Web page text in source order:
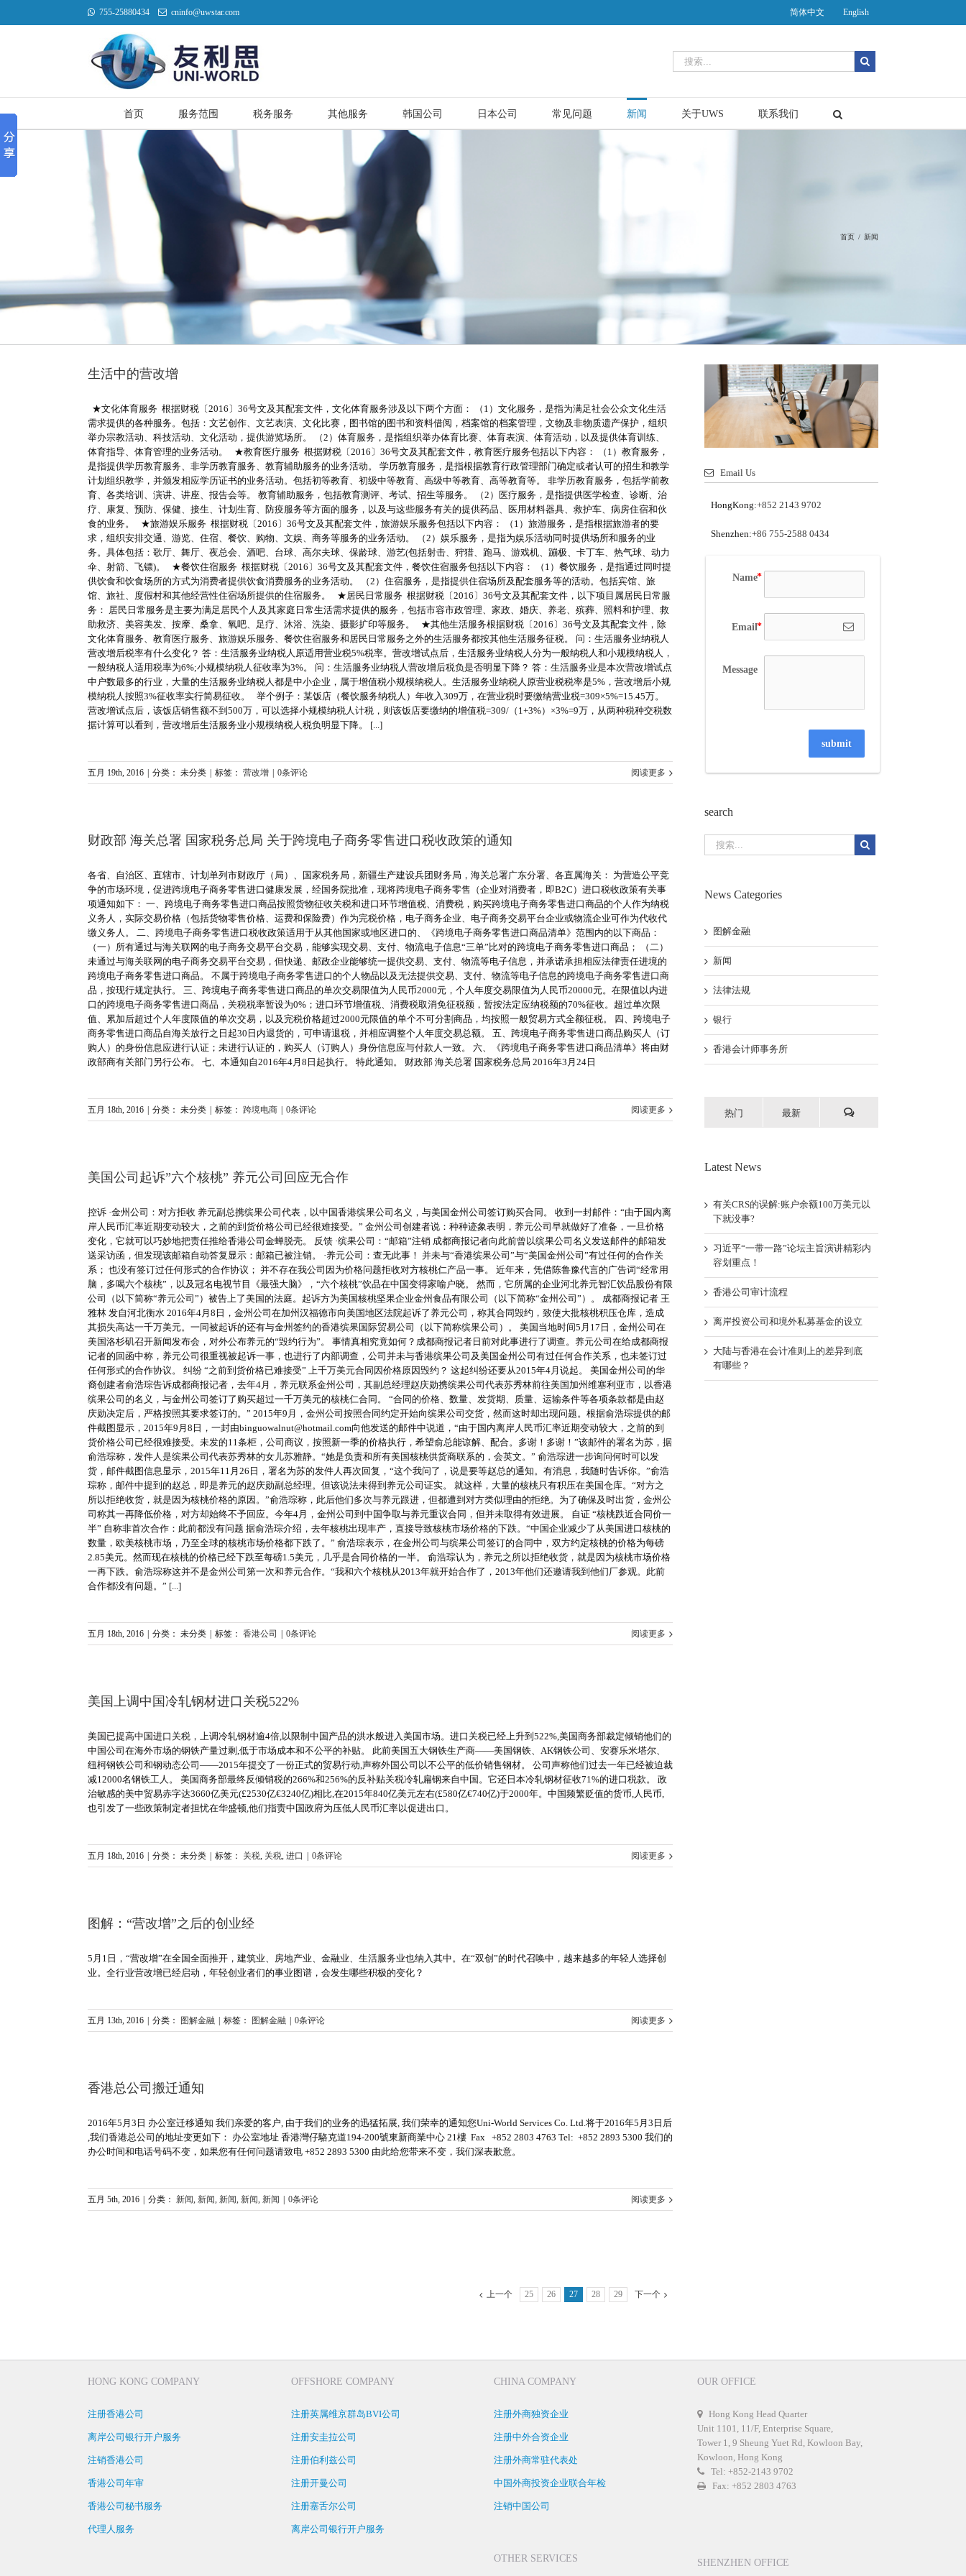
755-25880434 cninfo@uwstar.com 简体中文 English
首页 服务范围 税务服务 其他服务 韩国公司 日本公司 常见问题 新闻 关于UWS 联系我们
首页 / 新闻
生活中的营改增
★文化体育服务 根据财税〔2016〕36号文及其配套文件，文化体育服务涉及以下两个方面： （1）文化服务，是指为满足社会公众文化生活
需求提供的各种服务。包括：文艺创作、文艺表演、文化比赛，图书馆的图书和资料借阅，档案馆的档案管理，文物及非物质遗产保护，组织
举办宗教活动、科技活动、文化活动，提供游览场所。 （2）体育服务，是指组织举办体育比赛、体育表演、体育活动，以及提供体育训练、
体育指导、体育管理的业务活动。 ★教育医疗服务 根据财税〔2016〕36号文及其配套文件，教育医疗服务包括以下内容： （1）教育服务，
是指提供学历教育服务、非学历教育服务、教育辅助服务的业务活动。 学历教育服务，是指根据教育行政管理部门确定或者认可的招生和教学
计划组织教学，并颁发相应学历证书的业务活动。包括初等教育、初级中等教育、高级中等教育、高等教育等。 非学历教育服务，包括学前教
育、各类培训、演讲、讲座、报告会等。 教育辅助服务，包括教育测评、考试、招生等服务。 （2）医疗服务，是指提供医学检查、诊断、治
疗、康复、预防、保健、接生、计划生育、防疫服务等方面的服务，以及与这些服务有关的提供药品、医用材料器具、救护车、病房住宿和伙
食的业务。 ★旅游娱乐服务 根据财税〔2016〕36号文及其配套文件，旅游娱乐服务包括以下内容： （1）旅游服务，是指根据旅游者的要
求，组织安排交通、游览、住宿、餐饮、购物、文娱、商务等服务的业务活动。 （2）娱乐服务，是指为娱乐活动同时提供场所和服务的业
务。具体包括：歌厅、舞厅、夜总会、酒吧、台球、高尔夫球、保龄球、游艺(包括射击、狩猎、跑马、游戏机、蹦极、卡丁车、热气球、动力
伞、射箭、飞镖)。 ★餐饮住宿服务 根据财税〔2016〕36号文及其配套文件，餐饮住宿服务包括以下内容： （1）餐饮服务，是指通过同时提
供饮食和饮食场所的方式为消费者提供饮食消费服务的业务活动。 （2）住宿服务，是指提供住宿场所及配套服务等的活动。包括宾馆、旅
馆、旅社、度假村和其他经营性住宿场所提供的住宿服务。 ★居民日常服务 根据财税〔2016〕36号文及其配套文件，以下项目属居民日常服
务： 居民日常服务是主要为满足居民个人及其家庭日常生活需求提供的服务，包括市容市政管理、家政、婚庆、养老、殡葬、照料和护理、救
助救济、美容美发、按摩、桑拿、氧吧、足疗、沐浴、洗染、摄影扩印等服务。 ★其他生活服务根据财税〔2016〕36号文及其配套文件，除
文化体育服务、教育医疗服务、旅游娱乐服务、餐饮住宿服务和居民日常服务之外的生活服务都按其他生活服务征税。 问：生活服务业纳税人
营改增后税率有什么变化？ 答：生活服务业纳税人原适用营业税5%税率。营改增试点后，生活服务业纳税人分为一般纳税人和小规模纳税人，
一般纳税人适用税率为6%;小规模纳税人征收率为3%。 问：生活服务业纳税人营改增后税负是否明显下降？ 答：生活服务业是本次营改增试点
中户数最多的行业，大量的生活服务业纳税人都是中小企业，属于增值税小规模纳税人。生活服务业纳税人原营业税税率是5%，营改增后小规
模纳税人按照3%征收率实行简易征收。 举个例子：某饭店（餐饮服务纳税人）年收入309万，在营业税时要缴纳营业税=309×5%=15.45万。
营改增试点后，该饭店销售额不到500万，可以选择小规模纳税人计税，则该饭店要缴纳的增值税=309/（1+3%）×3%=9万，从两种税种交税数
据计算可以看到，营改增后生活服务业小规模纳税人税负明显下降。 [...]
五月 19th, 2016 分类： 未分类 标签： 营改增 0条评论 阅读更多
财政部 海关总署 国家税务总局 关于跨境电子商务零售进口税收政策的通知
各省、自治区、直辖市、计划单列市财政厅（局）、国家税务局，新疆生产建设兵团财务局，海关总署广东分署、各直属海关： 为营造公平竞
争的市场环境，促进跨境电子商务零售进口健康发展，经国务院批准，现将跨境电子商务零售（企业对消费者，即B2C）进口税收政策有关事
项通知如下： 一、跨境电子商务零售进口商品按照货物征收关税和进口环节增值税、消费税，购买跨境电子商务零售进口商品的个人作为纳税
义务人，实际交易价格（包括货物零售价格、运费和保险费）作为完税价格，电子商务企业、电子商务交易平台企业或物流企业可作为代收代
缴义务人。 二、跨境电子商务零售进口税收政策适用于从其他国家或地区进口的、《跨境电子商务零售进口商品清单》范围内的以下商品：
（一）所有通过与海关联网的电子商务交易平台交易，能够实现交易、支付、物流电子信息“三单”比对的跨境电子商务零售进口商品； （二）
未通过与海关联网的电子商务交易平台交易，但快递、邮政企业能够统一提供交易、支付、物流等电子信息，并承诺承担相应法律责任进境的
跨境电子商务零售进口商品。 不属于跨境电子商务零售进口的个人物品以及无法提供交易、支付、物流等电子信息的跨境电子商务零售进口商
品，按现行规定执行。 三、跨境电子商务零售进口商品的单次交易限值为人民币2000元，个人年度交易限值为人民币20000元。在限值以内进
口的跨境电子商务零售进口商品，关税税率暂设为0%；进口环节增值税、消费税取消免征税额，暂按法定应纳税额的70%征收。超过单次限
值、累加后超过个人年度限值的单次交易，以及完税价格超过2000元限值的单个不可分割商品，均按照一般贸易方式全额征税。 四、跨境电子
商务零售进口商品自海关放行之日起30日内退货的，可申请退税，并相应调整个人年度交易总额。 五、跨境电子商务零售进口商品购买人（订
购人）的身份信息应进行认证；未进行认证的，购买人（订购人）身份信息应与付款人一致。 六、《跨境电子商务零售进口商品清单》将由财
政部商有关部门另行公布。 七、本通知自2016年4月8日起执行。 特此通知。 财政部 海关总署 国家税务总局 2016年3月24日
五月 18th, 2016 分类： 未分类 标签： 跨境电商 0条评论 阅读更多
美国公司起诉”六个核桃” 养元公司回应无合作
控诉 ·金州公司：对方拒收 养元副总携缤果公司代表，以中国香港缤果公司名义，与美国金州公司签订购买合同。 收到一封邮件：“由于国内离
岸人民币汇率近期变动较大，之前的到货价格公司已经很难接受。” 金州公司创建者说：种种迹象表明，养元公司早就做好了准备，一旦价格
变化，它就可以巧妙地把责任推给香港公司金蝉脱壳。 反馈 ·缤果公司：“邮箱”注销 成都商报记者向此前曾以缤果公司名义发送邮件的邮箱发
送采访函，但发现该邮箱自动答复显示：邮箱已被注销。 ·养元公司：查无此事！ 并未与“香港缤果公司”与“美国金州公司”有过任何的合作关
系； 也没有签订过任何形式的合作协议； 并不存在我公司因为价格问题拒收对方核桃仁产品一事。 近年来，凭借陈鲁豫代言的广告词“经常用
脑，多喝六个核桃”，以及冠名电视节目《最强大脑》，“六个核桃”饮品在中国变得家喻户晓。 然而，它所属的企业河北养元智汇饮品股份有限
公司（以下简称“养元公司”）被告上了美国的法庭。起诉方为美国核桃坚果企业金州食品有限公司（以下简称“金州公司”）。 成都商报记者 王
雅林 发自河北衡水 2016年4月8日，金州公司在加州汉福德市向美国地区法院起诉了养元公司，称其合同毁约，致使大批核桃积压仓库，造成
其损失高达一千万美元。一同被起诉的还有与金州签约的香港缤果国际贸易公司（以下简称缤果公司）。 美国当地时间5月17日，金州公司在
美国洛杉矶召开新闻发布会，对外公布养元的“毁约行为”。 事情真相究竟如何？成都商报记者日前对此事进行了调查。养元公司在给成都商报
记者的回函中称，养元公司很重视被起诉一事，也进行了内部调查，公司并未与香港缤果公司及美国金州公司有过任何合作关系，也未签订过
任何形式的合作协议。 纠纷 “之前到货价格已难接受” 上千万美元合同因价格原因毁约？ 这起纠纷还要从2015年4月说起。 美国金州公司的华
裔创建者俞浩琮告诉成都商报记者，去年4月，养元联系金州公司，其副总经理赵庆勋携缤果公司代表苏秀林前往美国加州维塞利亚市，以香港
缤果公司的名义，与金州公司签订了购买超过一千万美元的核桃仁合同。 “合同的价格、数量、发货期、质量、运输条件等各项条款都是由赵
庆勋决定后，严格按照其要求签订的。” 2015年9月，金州公司按照合同约定开始向缤果公司交货，然而这时却出现问题。根据俞浩琮提供的邮
件截图显示，2015年9月8日，一封由binguowalnut@hotmail.com向他发送的邮件中说道，“由于国内离岸人民币汇率近期变动较大，之前的到
货价格公司已经很难接受。未发的11条柜，公司商议，按照新一季的价格执行，希望俞总能谅解、配合。多谢！多谢！”该邮件的署名为苏，据
俞浩琮称，发件人是缤果公司代表苏秀林的女儿苏雅静。“她是负责和所有美国核桃供货商联系的，会英文。” 俞浩琮进一步询问何时可以发
货，邮件截图信息显示，2015年11月26日，署名为苏的发件人再次回复，“这个我问了，说是要等赵总的通知。有消息，我随时告诉你。”俞浩
琮称，邮件中提到的赵总，即是养元的赵庆勋副总经理。但该说法未得到养元公司证实。 就这样，大量的核桃只有积压在美国仓库。“对方之
所以拒绝收货，就是因为核桃价格的原因。”俞浩琮称，此后他们多次与养元跟进，但都遭到对方类似理由的拒绝。为了确保及时出货，金州公
司称其一再降低价格，对方却始终不予回应。今年4月，金州公司到中国争取与养元重议合同，但并未取得有效进展。 自证 “核桃跌近合同价一
半” 自称非首次合作：此前都没有问题 据俞浩琮介绍，去年核桃出现丰产，直接导致核桃市场价格的下跌。“中国企业减少了从美国进口核桃的
数量，欧美核桃市场，乃至全球的核桃市场价格都下跌了。” 俞浩琮表示，在金州公司与缤果公司签订的合同中，双方约定核桃的价格为每磅
2.85美元。然而现在核桃的价格已经下跌至每磅1.5美元，几乎是合同价格的一半。 俞浩琮认为，养元之所以拒绝收货，就是因为核桃市场价格
一再下跌。俞浩琮称这并不是金州公司第一次和养元合作。“我和六个核桃从2013年就开始合作了，2013年他们还邀请我到他们厂参观。此前
合作都没有问题。” [...]
五月 18th, 2016 分类： 未分类 标签： 香港公司 0条评论 阅读更多
美国上调中国冷轧钢材进口关税522%
美国已提高中国进口关税，上调冷轧钢材逾4倍,以限制中国产品的洪水般进入美国市场。进口关税已经上升到522%,美国商务部裁定倾销他们的
中国公司在海外市场的钢铁产量过剩,低于市场成本和不公平的补贴。 此前美国五大钢铁生产商——美国钢铁、AK钢铁公司、安赛乐米塔尔、
纽柯钢铁公司和钢动态公司——2015年提交了一份正式的贸易行动,声称外国公司以不公平的低价销售钢材。 公司声称他们过去一年已经被迫裁
减12000名钢铁工人。 美国商务部最终反倾销税的266%和256%的反补贴关税冷轧扁钢来自中国。它还日本冷轧钢材征收71%的进口税款。 政
治敏感的美中贸易赤字达3660亿美元(£2530亿€3240亿)相比,在2015年840亿美元左右(£580亿€740亿)于2000年。中国频繁贬值的货币,人民币,
也引发了一些政策制定者担忧在华盛顿,他们指责中国政府为压低人民币汇率以促进出口。
五月 18th, 2016 分类： 未分类 标签： 关税, 关税, 进口 0条评论 阅读更多
图解：“营改增”之后的创业经
5月1日，“营改增”在全国全面推开，建筑业、房地产业、金融业、生活服务业也纳入其中。在“双创”的时代召唤中，越来越多的年轻人选择创
业。全行业营改增已经启动，年轻创业者们的事业图谱，会发生哪些积极的变化？
五月 13th, 2016 分类： 图解金融 标签： 图解金融 0条评论 阅读更多
香港总公司搬迁通知
2016年5月3日 办公室迁移通知 我们亲爱的客户, 由于我们的业务的迅猛拓展, 我们荣幸的通知您Uni-World Services Co. Ltd.将于2016年5月3日后
,我们香港总公司的地址变更如下： 办公室地址 香港灣仔駱克道194-200號東新商業中心 21樓 Fax +852 2803 4763 Tel: +852 2893 5300 我们的
办公时间和电话号码不变，如果您有任何问题请致电 +852 2893 5300 由此给您带来不变，我们深表歉意。
五月 5th, 2016 分类： 新闻, 新闻, 新闻, 新闻, 新闻 0条评论 阅读更多
上一个 25 26 27 28 29 下一个
Email Us
HongKong:+852 2143 9702
Shenzhen:+86 755-2588 0434
Name
Email
Message
submit
search
News Categories
图解金融
新闻
法律法规
银行
香港会计师事务所
热门 最新
Latest News
有关CRS的误解:账户余额100万美元以
下就没事?
习近平“一带一路”论坛主旨演讲精彩内
容划重点！
香港公司审计流程
离岸投资公司和境外私募基金的设立
大陆与香港在会计准则上的差异到底
有哪些？
HONG KONG COMPANY
注册香港公司
离岸公司银行开户服务
注销香港公司
香港公司年审
香港公司秘书服务
代理人服务
OFFSHORE COMPANY
注册英属维京群岛BVI公司
注册安圭拉公司
注册伯利兹公司
注册开曼公司
注册塞舌尔公司
离岸公司银行开户服务
CHINA COMPANY
注册外商独资企业
注册中外合资企业
注册外商常驻代表处
中国外商投资企业联合年检
注销中国公司
OTHER SERVICES
OUR OFFICE
Hong Kong Head Quarter
Unit 1101, 11/F, Enterprise Square,
Tower 1, 9 Sheung Yuet Rd, Kowloon Bay,
Kowloon, Hong Kong
Tel: +852-2143 9702
Fax: +852 2803 4763
SHENZHEN OFFICE